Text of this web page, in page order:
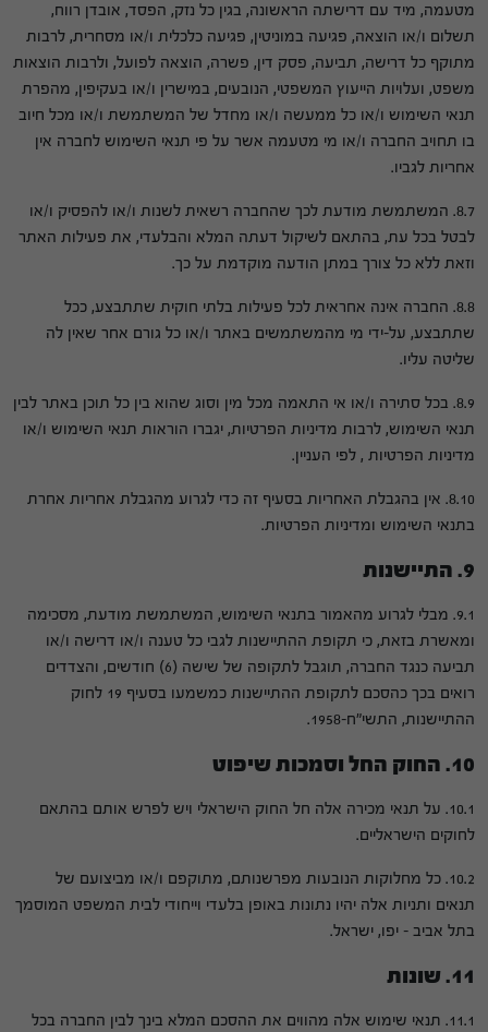
מטעמה, מיד עם דרישתה הראשונה, בגין כל נזק, הפסד, אובדן רווח,
תשלום ו/או הוצאה, פגיעה במוניטין, פגיעה כלכלית ו/או מסחרית, לרבות
מתוקף כל דרישה, תביעה, פסק דין, פשרה, הוצאה לפועל, ולרבות הוצאות
משפט, ועלויות הייעוץ המשפטי, הנובעים, במישרין ו/או בעקיפין, מהפרת
תנאי השימוש ו/או כל ממעשה ו/או מחדל של המשתמשת ו/או מכל חיוב
בו תחויב החברה ו/או מי מטעמה אשר על פי תנאי השימוש לחברה אין
אחריות לגביו.
8.7. המשתמשת מודעת לכך שהחברה רשאית לשנות ו/או להפסיק ו/או
לבטל בכל עת, בהתאם לשיקול דעתה המלא והבלעדי, את פעילות האתר
וזאת ללא כל צורך במתן הודעה מוקדמת על כך.
8.8. החברה אינה אחראית לכל פעילות בלתי חוקית שתתבצע, ככל
שתתבצע, על-ידי מי מהמשתמשים באתר ו/או כל גורם אחר שאין לה
שליטה עליו.
8.9. בכל סתירה ו/או אי התאמה מכל מין וסוג שהוא בין כל תוכן באתר לבין
תנאי השימוש, לרבות מדיניות הפרטיות, יגברו הוראות תנאי השימוש ו/או
מדיניות הפרטיות , לפי העניין.
8.10. אין בהגבלת האחריות בסעיף זה כדי לגרוע מהגבלת אחריות אחרת
בתנאי השימוש ומדיניות הפרטיות.
9. התיישנות
9.1. מבלי לגרוע מהאמור בתנאי השימוש, המשתמשת מודעת, מסכימה
ומאשרת בזאת, כי תקופת ההתיישנות לגבי כל טענה ו/או דרישה ו/או
תביעה כנגד החברה, תוגבל לתקופה של שישה (6) חודשים, והצדדים
רואים בכך כהסכם לתקופת ההתיישנות כמשמעו בסעיף 19 לחוק
ההתיישנות, התשי"ח-1958.
10. החוק החל וסמכות שיפוט
10.1. על תנאי מכירה אלה חל החוק הישראלי ויש לפרש אותם בהתאם
לחוקים הישראליים.
10.2. כל מחלוקות הנובעות מפרשנותם, מתוקפם ו/או מביצועם של
תנאים ותניות אלה יהיו נתונות באופן בלעדי וייחודי לבית המשפט המוסמך
בתל אביב – יפו, ישראל.
11. שונות
11.1. תנאי שימוש אלה מהווים את ההסכם המלא בינך לבין החברה בכל